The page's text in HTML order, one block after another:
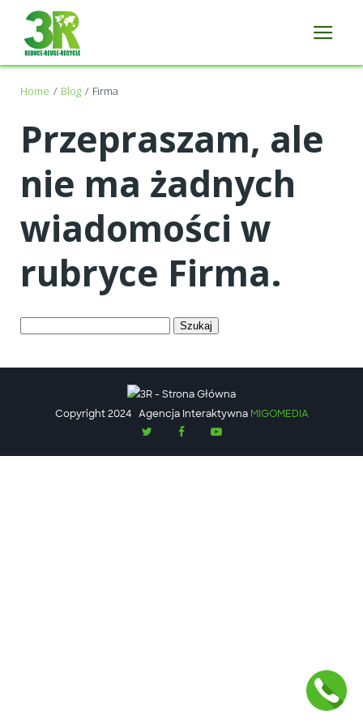
Home Blog Firma
Przepraszam, ale
nie ma żadnych
wiadomości w
rubryce Firma.
Copyright 2024Agencja Interaktywna MIGOMEDIA